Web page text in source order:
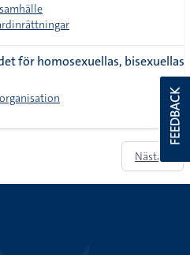
för homosexuellas,
Nästa »
FEEDBACK